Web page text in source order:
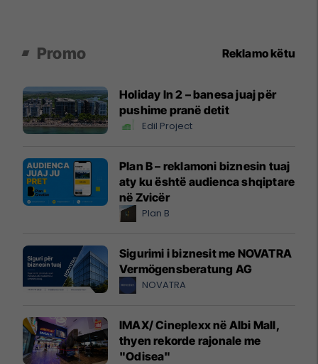
Promo Reklamo këtu
Holiday In 2 – banesa juaj për
pushime pranë detit
Edil Project
Plan B – reklamoni biznesin tuaj
aty ku është audienca shqiptare
në Zvicër
Plan B
Sigurimi i biznesit me NOVATRA
Vermögensberatung AG
NOVATRA
IMAX/ Cineplexx në Albi Mall,
thyen rekorde rajonale me
"Odisea"